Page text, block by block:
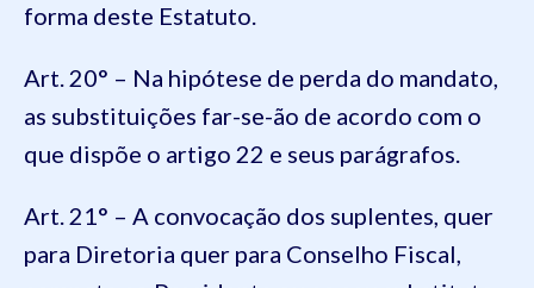
forma deste Estatuto.
Art. 20° – Na hipótese de perda do mandato,
as substituições far-se-ão de acordo com o
que dispõe o artigo 22 e seus parágrafos.
Art. 21° – A convocação dos suplentes, quer
para Diretoria quer para Conselho Fiscal,